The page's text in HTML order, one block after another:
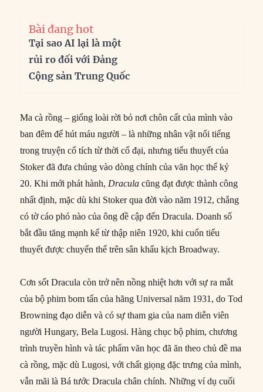
Bài đang hot
Tại sao AI lại là một
rủi ro đối với Đảng
Cộng sản Trung Quốc
Ma cà rồng – giống loài rời bỏ nơi chôn cất của mình vào
ban đêm để hút máu người – là những nhân vật nổi tiếng
trong truyện cổ tích từ thời cổ đại, nhưng tiểu thuyết của
Stoker đã đưa chúng vào dòng chính của văn học thế kỷ
20. Khi mới phát hành,Dracula cũng đạt được thành công
nhất định, mặc dù khi Stoker qua đời vào năm 1912, chẳng
có tờ cáo phó nào của ông đề cập đến Dracula. Doanh số
bắt đầu tăng mạnh kể từ thập niên 1920, khi cuốn tiểu
thuyết được chuyển thể trên sân khấu kịch Broadway.
Cơn sốt Dracula còn trở nên nồng nhiệt hơn với sự ra mắt
của bộ phim bom tấn của hãng Universal năm 1931, do Tod
Browning đạo diễn và có sự tham gia của nam diễn viên
người Hungary, Bela Lugosi. Hàng chục bộ phim, chương
trình truyền hình và tác phẩm văn học đã ăn theo chủ đề ma
cà rồng, mặc dù Lugosi, với chất giọng đặc trưng của mình,
vẫn mãi là Bá tước Dracula chân chính. Những ví dụ cuối